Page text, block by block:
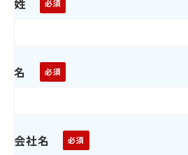
名
会社名